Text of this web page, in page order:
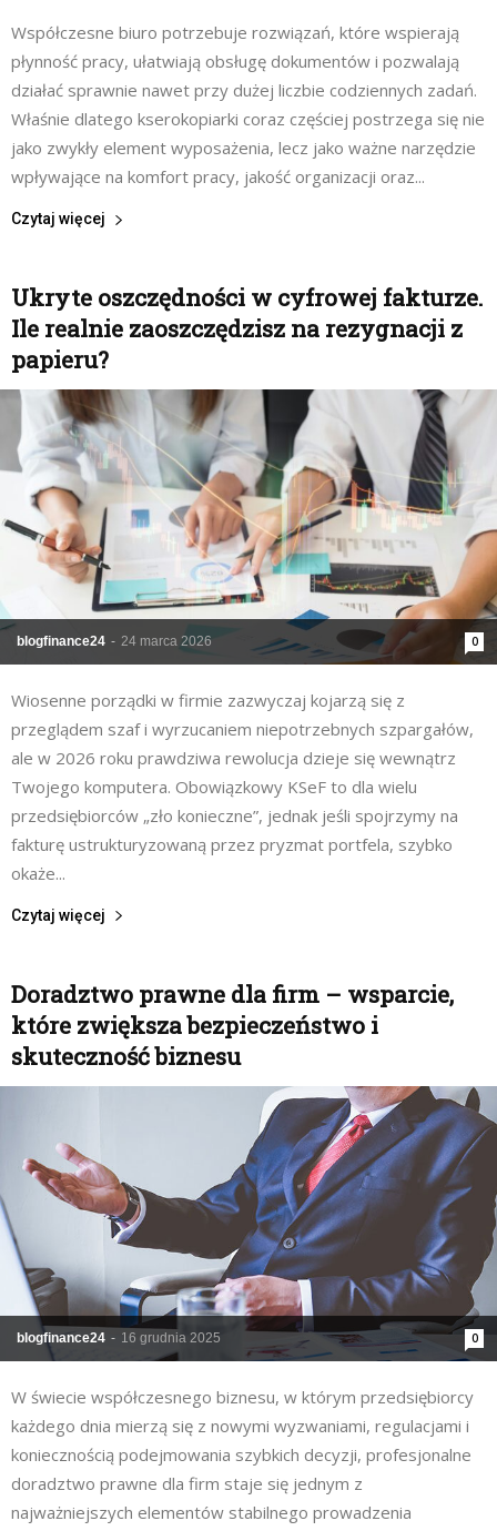
Współczesne biuro potrzebuje rozwiązań, które wspierają
płynność pracy, ułatwiają obsługę dokumentów i pozwalają
działać sprawnie nawet przy dużej liczbie codziennych zadań.
Właśnie dlatego kserokopiarki coraz częściej postrzega się nie
jako zwykły element wyposażenia, lecz jako ważne narzędzie
wpływające na komfort pracy, jakość organizacji oraz...
Czytaj więcej
Ukryte oszczędności w cyfrowej fakturze.
Ile realnie zaoszczędzisz na rezygnacji z
papieru?
blogfinance24 - 24 marca 2026 0
Wiosenne porządki w firmie zazwyczaj kojarzą się z
przeglądem szaf i wyrzucaniem niepotrzebnych szpargałów,
ale w 2026 roku prawdziwa rewolucja dzieje się wewnątrz
Twojego komputera. Obowiązkowy KSeF to dla wielu
przedsiębiorców „zło konieczne”, jednak jeśli spojrzymy na
fakturę ustrukturyzowaną przez pryzmat portfela, szybko
okaże...
Czytaj więcej
Doradztwo prawne dla firm – wsparcie,
które zwiększa bezpieczeństwo i
skuteczność biznesu
blogfinance24 - 16 grudnia 2025 0
W świecie współczesnego biznesu, w którym przedsiębiorcy
każdego dnia mierzą się z nowymi wyzwaniami, regulacjami i
koniecznością podejmowania szybkich decyzji, profesjonalne
doradztwo prawne dla firm staje się jednym z
najważniejszych elementów stabilnego prowadzenia